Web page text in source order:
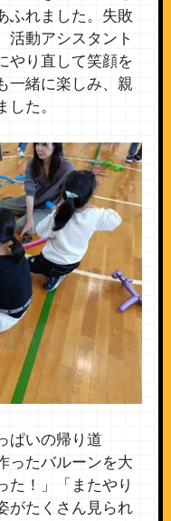
ふれました。失敗
活動アシスタント
やり直して笑顔を
一緒に楽しみ、親
た。
ぱいの帰り道
ったバルーンを大
た！」「またやり
がたくさん見られ